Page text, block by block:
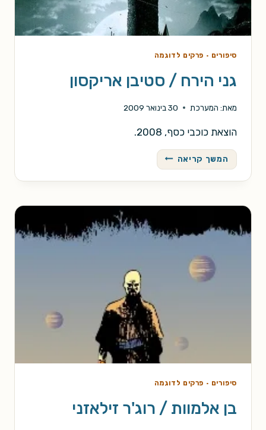
סיפורים · פרקים לדוגמה
גני הירח / סטיבן אריקסון
מאת: המערכת 30 בינואר 2009
הוצאת כוכבי כסף, 2008.
המשך קריאה גני
הירח
/
אריקסון
סיפורים · פרקים לדוגמה
בן אלמוות / רוג'ר זילאזני